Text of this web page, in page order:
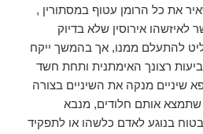
את כל הרומן עטוף במסתורין ,
אירוסין שלא בדיוק
להתעלם ממנו, אך בהמשך ייקח
רצונך האימתנית ותחת חשד
שיניים מנקה את השיניים בצורה
אותם חלודים, מנבא
בנוגע לאדם כלשהו או לתפקיד